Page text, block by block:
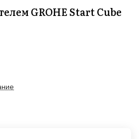
GROHE Start Cube